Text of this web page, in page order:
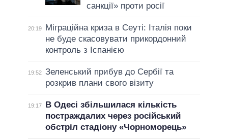
санкції» проти росії
20:19
Міграційна криза в Сеуті: Італія поки
не буде скасовувати прикордонний
контроль з Іспанією
19:52 Зеленський прибув до Сербії та
розкрив плани свого візиту
19:17
В Одесі збільшилася кількість
постраждалих через російський
обстріл стадіону «Чорноморець»